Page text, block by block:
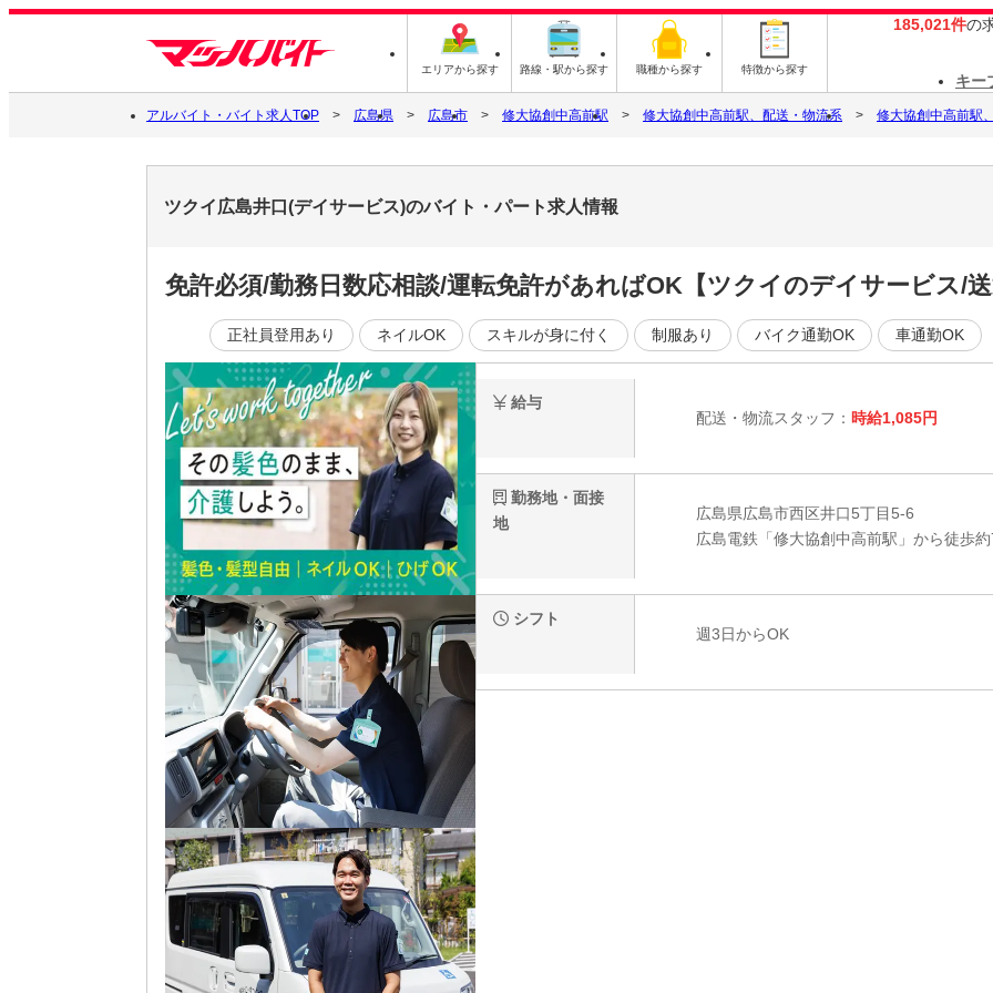
エリアから探す 路線・駅から探す 職種から探す 特徴から探す
185,021件の
キー
アルバイト・バイト求人TOP 広島県 広島市 修大協創中高前駅 修大協創中高前駅、配送・物流系 修大協創中高前駅
ツクイ広島井口(デイサービス)のバイト・パート求人情報
免許必須/勤務日数応相談/運転免許があればOK【ツクイのデイサービス/
正社員登用あり ネイルOK スキルが身に付く 制服あり バイク通勤OK 車通勤OK
給与
配送・物流スタッフ： 時給1,085円
勤務地・面接
地
広島県広島市西区井口5丁目5-6
広島電鉄「修大協創中高前駅」から徒歩
シフト
週3日からOK